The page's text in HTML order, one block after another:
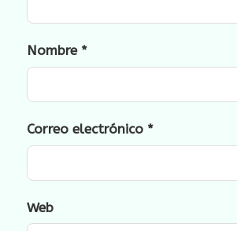
Nombre *
Correo electrónico *
Web